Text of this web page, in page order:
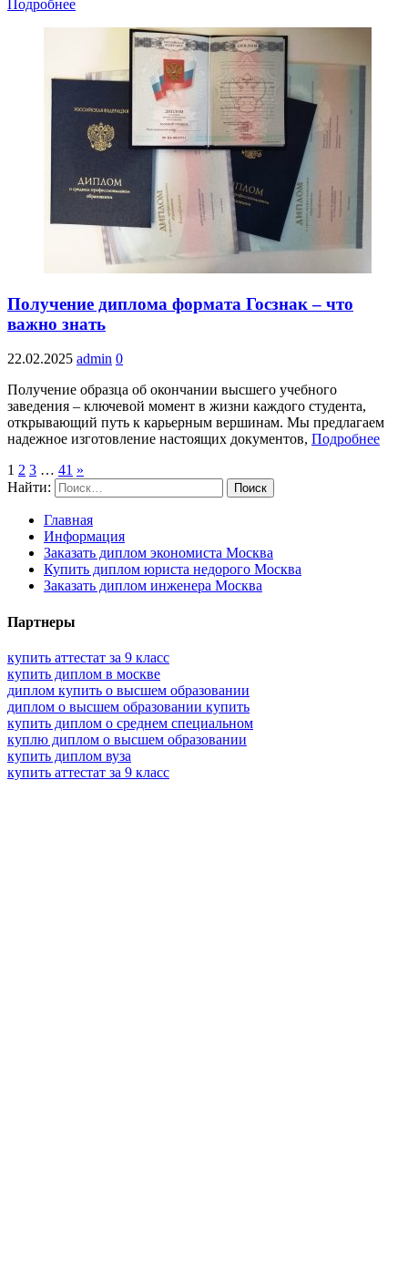
Подробнее
Получение диплома формата Госзнак – что
важно знать
22.02.2025 admin 0
Получение образца об окончании высшего учебного
заведения – ключевой момент в жизни каждого студента,
открывающий путь к карьерным вершинам. Мы предлагаем
надежное изготовление настоящих документов, Подробнее
1 2 3 … 41 »
Найти:
Главная
Информация
Заказать диплом экономиста Москва
Купить диплом юриста недорого Москва
Заказать диплом инженера Москва
Партнеры
купить аттестат за 9 класс
купить диплом в москве
диплом купить о высшем образовании
диплом о высшем образовании купить
купить диплом о среднем специальном
куплю диплом о высшем образовании
купить диплом вуза
купить аттестат за 9 класс